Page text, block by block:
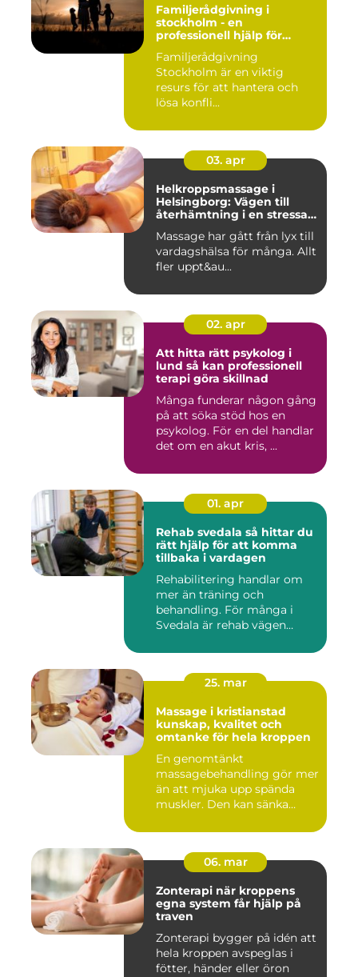
Familjerådgivning i
stockholm - en
professionell hjälp för
Familjerådgivning
Stockholm är en viktig
resurs för att hantera och
lösa konfli...
03. apr
Helkroppsmassage i
Helsingborg: Vägen till
återhämtning i en stressad
Massage har gått från lyx till
vardagshälsa för många. Allt
fler uppt&au...
02. apr
Att hitta rätt psykolog i
lund så kan professionell
terapi göra skillnad
Många funderar någon gång
på att söka stöd hos en
psykolog. För en del handlar
det om en akut kris, ...
01. apr
Rehab svedala så hittar du
rätt hjälp för att komma
tillbaka i vardagen
Rehabilitering handlar om
mer än träning och
behandling. För många i
Svedala är rehab vägen
25. mar
Massage i kristianstad
kunskap, kvalitet och
omtanke för hela kroppen
En genomtänkt
massagebehandling gör mer
än att mjuka upp spända
muskler. Den kan sänka
06. mar
Zonterapi när kroppens
egna system får hjälp på
traven
Zonterapi bygger på idén att
hela kroppen avspeglas i
fötter, händer eller öron